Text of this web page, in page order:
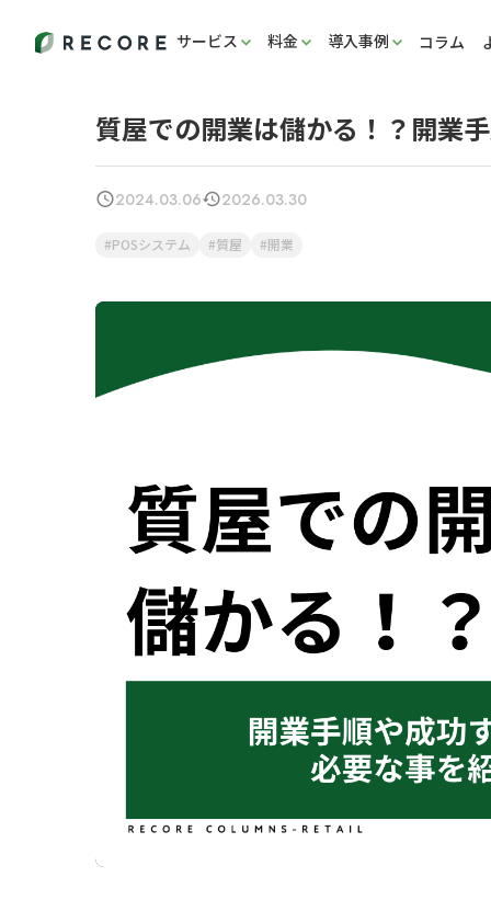
サービス 料金 導入事例 コラム
質屋での開業は儲かる！？開業
2024.03.06 2026.03.30
POSシステム 質屋 開業